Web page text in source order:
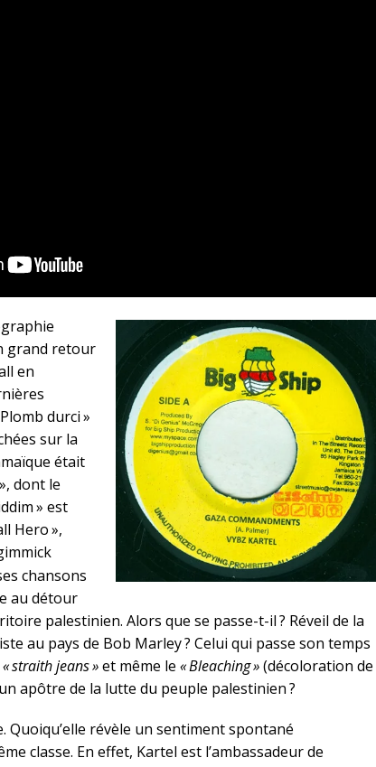
grand retour
en
durci »
sur la
était
dont le
» est
Hero »,
chansons
au détour
palestinien. Alors que se passe-t-il ? Réveil de la
au pays de Bob Marley ? Celui qui passe son temps
« straith jeans »et même le « Bleaching »(décoloration de
apôtre de la lutte du peuple palestinien ?
Quoiqu’elle révèle un sentiment spontané
classe. En effet, Kartel est l’ambassadeur de